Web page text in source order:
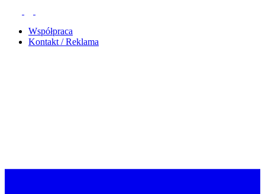
Współpraca
Kontakt / Reklama